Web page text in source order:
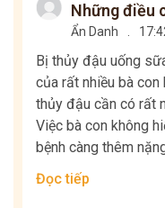
Những điều
Ẩn Danh
Bị thủy đậu uống
của rất nhiều bà con
thủy đậu cần có rất
Việc bà con không
bệnh càng thêm
Đọc tiếp